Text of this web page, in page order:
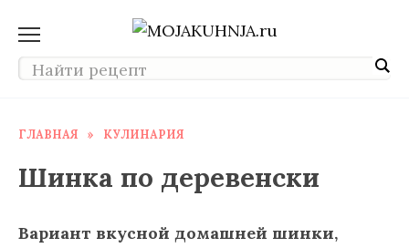
содержанию
ГЛАВНАЯ » КУЛИНАРИЯ
Шинка по деревенски
Вариант вкусной домашней шинки,